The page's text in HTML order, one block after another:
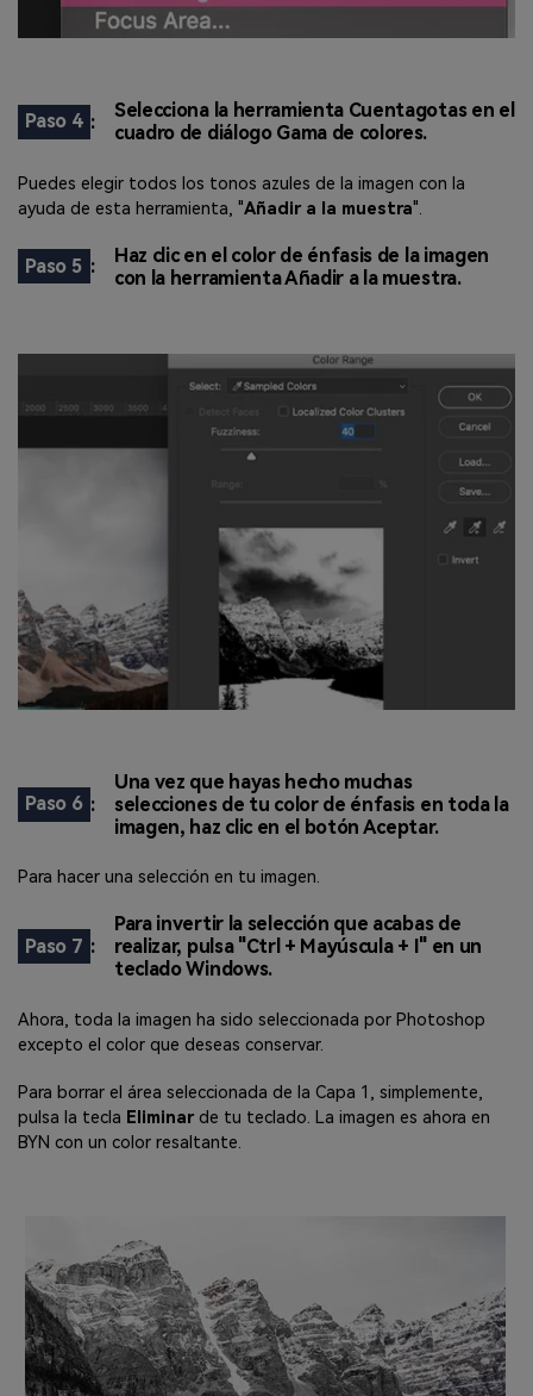
Paso 4 :
Selecciona la herramienta Cuentagotas en el
cuadro de diálogo Gama de colores.
Puedes elegir todos los tonos azules de la imagen con la
ayuda de esta herramienta, "Añadir a la muestra".
Paso 5 :
Haz clic en el color de énfasis de la imagen
con la herramienta Añadir a la muestra.
Paso 6 :
Una vez que hayas hecho muchas
selecciones de tu color de énfasis en toda la
imagen, haz clic en el botón Aceptar.
Para hacer una selección en tu imagen.
Paso 7 :
Para invertir la selección que acabas de
realizar, pulsa "Ctrl + Mayúscula + I" en un
teclado Windows.
Ahora, toda la imagen ha sido seleccionada por Photoshop
excepto el color que deseas conservar.
Para borrar el área seleccionada de la Capa 1, simplemente,
pulsa la tecla Eliminar de tu teclado. La imagen es ahora en
BYN con un color resaltante.